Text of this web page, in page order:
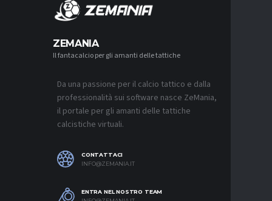
ZEMANIA
Il fantacalcio per gli amanti delle tattiche
Da una passione per il calcio tattico e dalla
professionalità sui software nasce ZeMania,
il portale per gli amanti delle tattiche
calcistiche virtuali.
CONTATTACI
INFO@ZEMANIA.IT
ENTRA NEL NOSTRO TEAM